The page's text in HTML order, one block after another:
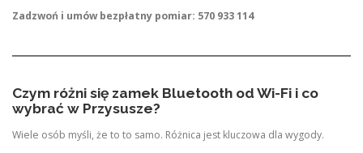
Zadzwoń i umów bezpłatny pomiar: 570 933 114
Czym różni się zamek Bluetooth od Wi-Fi i co
wybrać w Przysusze?
Wiele osób myśli, że to to samo. Różnica jest kluczowa dla wygody.